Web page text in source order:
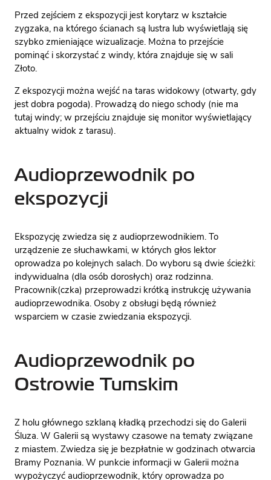
Przed zejściem z ekspozycji jest korytarz w kształcie
zygzaka, na którego ścianach są lustra lub wyświetlają się
szybko zmieniające wizualizacje. Można to przejście
pominąć i skorzystać z windy, która znajduje się w sali
Złoto.
Z ekspozycji można wejść na taras widokowy (otwarty, gdy
jest dobra pogoda). Prowadzą do niego schody (nie ma
tutaj windy; w przejściu znajduje się monitor wyświetlający
aktualny widok z tarasu).
Audioprzewodnik po
ekspozycji
Ekspozycję zwiedza się z audioprzewodnikiem. To
urządzenie ze słuchawkami, w których głos lektor
oprowadza po kolejnych salach. Do wyboru są dwie ścieżki:
indywidualna (dla osób dorosłych) oraz rodzinna.
Pracownik(czka) przeprowadzi krótką instrukcję używania
audioprzewodnika. Osoby z obsługi będą również
wsparciem w czasie zwiedzania ekspozycji.
Audioprzewodnik po
Ostrowie Tumskim
Z holu głównego szklaną kładką przechodzi się do Galerii
Śluza. W Galerii są wystawy czasowe na tematy związane
z miastem. Zwiedza się je bezpłatnie w godzinach otwarcia
Bramy Poznania. W punkcie informacji w Galerii można
wypożyczyć audioprzewodnik, który oprowadza po